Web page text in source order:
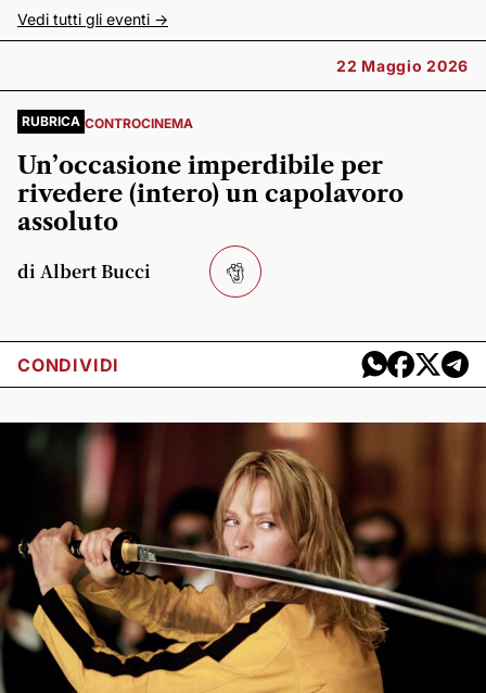
Vedi tutti gli eventi ->
22 Maggio 2026
RUBRICA CONTROCINEMA
Un’occasione imperdibile per
rivedere (intero) un capolavoro
assoluto
di Albert Bucci
CONDIVIDI